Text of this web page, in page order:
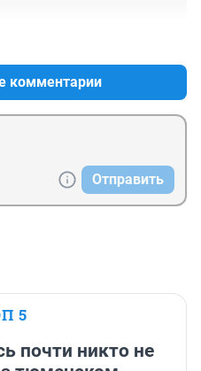
комментарии
Отправить
5
почти никто не